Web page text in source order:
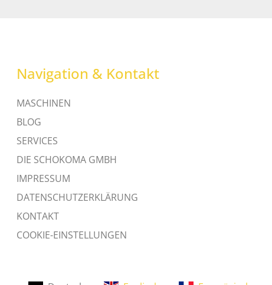
Navigation & Kontakt
MASCHINEN
BLOG
SERVICES
DIE SCHOKOMA GMBH
IMPRESSUM
DATENSCHUTZERKLÄRUNG
KONTAKT
COOKIE-EINSTELLUNGEN